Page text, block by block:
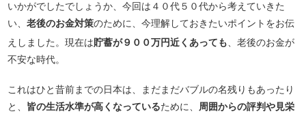
いかがでしたでしょうか、今回は４０代５０代から考えていきた
い、老後のお金対策のために、今理解しておきたいポイントをお伝
えしました。現在は貯蓄が９００万円近くあっても、老後のお金が
不安な時代。
これはひと昔前までの日本は、まだまだバブルの名残りもあったり
と、 皆の生活水準が高くなっているために、 周囲からの評判や見栄